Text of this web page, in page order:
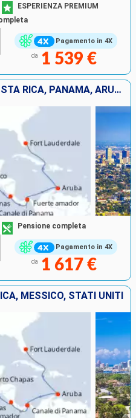
Pagamento in 4X
ESPERIENZA PREMIUM
da 1 539 €
MESSICO, GUATEMALA, COSTA RICA, PANAMA, ARUBA, STATI UNITI
Pagamento in 4X
Pensione completa
da 1 617 €
MESSICO, STATI UNITI